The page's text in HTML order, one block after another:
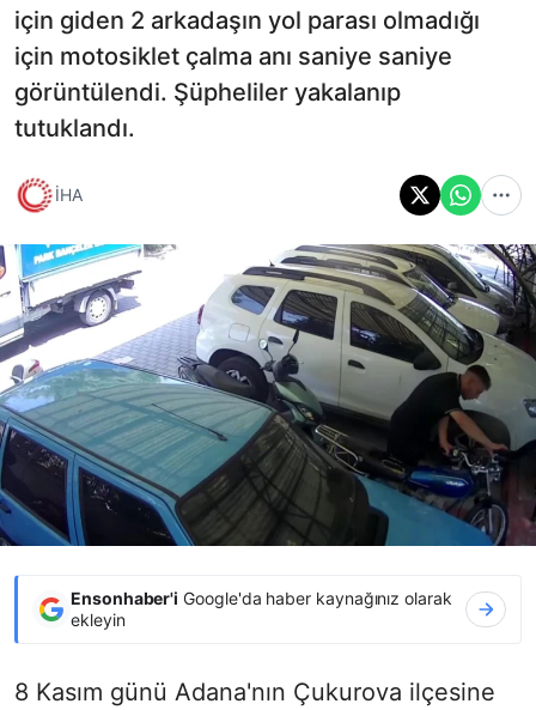
için giden 2 arkadaşın yol parası olmadığı
için motosiklet çalma anı saniye saniye
görüntülendi. Şüpheliler yakalanıp
tutuklandı.
İHA
Ensonhaber'i Google'da haber kaynağınız olarak
ekleyin
8 Kasım günü Adana'nın Çukurova ilçesine